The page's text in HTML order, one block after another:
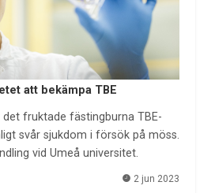
att bekämpa TBE
det fruktade fästingburna TBE-
svår sjukdom i försök på möss.
vid Umeå universitet.
2 jun 2023